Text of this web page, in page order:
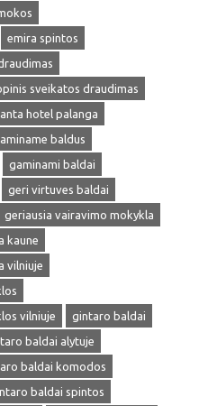
emira spintos
sveikatos draudimas
hotel palanga
baldus
gaminami baldai
geri virtuves baldai
geriausia vairavimo mokykla
kaune
vilniuje
vilniuje
gintaro baldai
baldai alytuje
baldai komodos
baldai spintos